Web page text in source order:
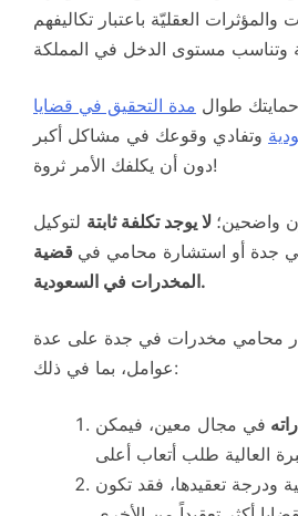
العقليّة باعتبار تكاليفهم
طوال مدة التحقيق في قضايا
وتفادي وقوعك في مشاكل أكبر
دون أن يكلفك الأمر ثروة!
واضحين؛ لا يوجد تكلفة ثابتة لتوكيل
جدة أو استشارة محامي في قضية
المخدرات في السعودية.
محامي مخدرات في جدة على عدة
عوامل، بما في ذلك:
في مجال معين، فيمكن
ودرجة تعقيدها، فقد تكون